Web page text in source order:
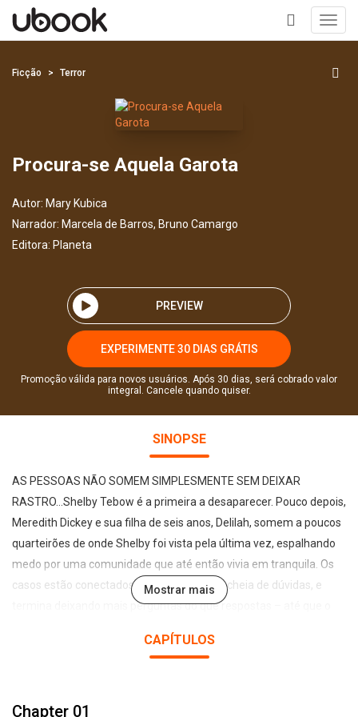
+
Ficção Terror
Procura-se Aquela Garota
Autor: Mary Kubica
Narrador: Marcela de Barros, Bruno Camargo
Editora: Planeta
PREVIEW
EXPERIMENTE 30 DIAS GRÁTIS
Promoção válida para novos usuários. Após 30 dias, será cobrado valor
integral. Cancele quando quiser.
SINOPSE
AS PESSOAS NÃO SOMEM SIMPLESMENTE SEM DEIXAR
RASTRO…Shelby Tebow é a primeira a desaparecer. Pouco depois,
Meredith Dickey e sua filha de seis anos, Delilah, somem a poucos
quarteirões de onde Shelby foi vista pela última vez, espalhando
medo por uma comunidade que até então vivia em tranquila. Os
casos estão conectados? A busca é longa, cheia de dúvidas, e
termina deixando mais perguntas do que respostas – até que o
maneira inesperada. Todos querem saber o que aconteceu
Kubica leva os segredos de uma cidade a outro patamar e mostra
Mostrar mais
CAPÍTULOS
Chapter 01